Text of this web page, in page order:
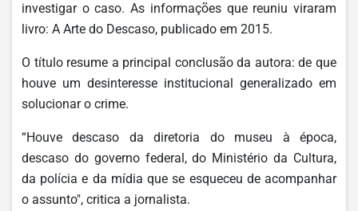
investigar o caso. As informações que reuniu viraram
livro: A Arte do Descaso, publicado em 2015.
O título resume a principal conclusão da autora: de que
houve um desinteresse institucional generalizado em
solucionar o crime.
“Houve descaso da diretoria do museu à época,
descaso do governo federal, do Ministério da Cultura,
da polícia e da mídia que se esqueceu de acompanhar
o assunto", critica a jornalista.